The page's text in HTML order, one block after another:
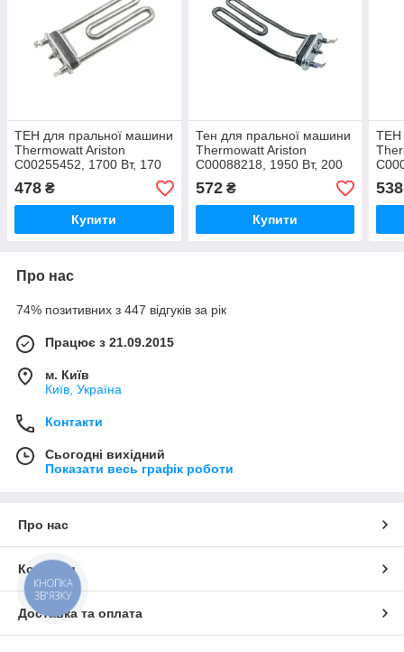
ТЕН для пральної машини
Thermowatt Ariston
C00255452, 1700 Вт, 170
мм, з датчиком
478 ₴
Купити
Тен для пральної машини
Thermowatt Ariston
C00088218, 1950 Вт, 200
мм з отвором
572₴
Купити
ТЕН
мм
538
Про нас
74% позитивних з 447 відгуків за рік
Працює з 21.09.2015
м. Київ
Київ, Україна
Контакти
Сьогодні вихідний
Показати весь графік роботи
Про нас
Контакти
Доставка та оплата
КНОПКА
ЗВ'ЯЗКУ